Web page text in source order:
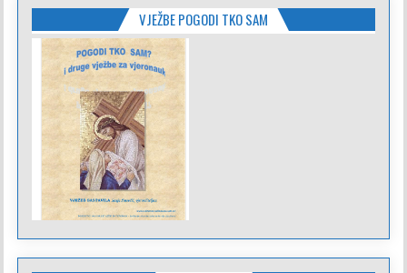
VJEŽBE POGODI TKO SAM